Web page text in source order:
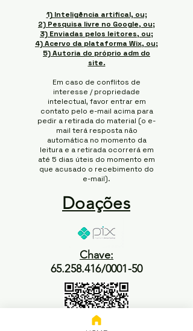
1) Inteligência artifical, ou;
2) Pesquisa livre no Google, ou;
3) Enviadas pelos leitores, ou;
4) Acervo da plataforma Wix, ou;
5) Autoria do próprio adm do
site.
Em caso de conflitos de
interesse / propriedade
intelectual, favor entrar em
contato pelo e-mail acima para
pedir a retirada do material (o e-
mail terá resposta não
automática no momento da
leitura e a retirada ocorrerá em
até 5 dias úteis do momento em
que acusado o recebimento do
e-mail).
Doações
Chave:
65.258.416/0001-50